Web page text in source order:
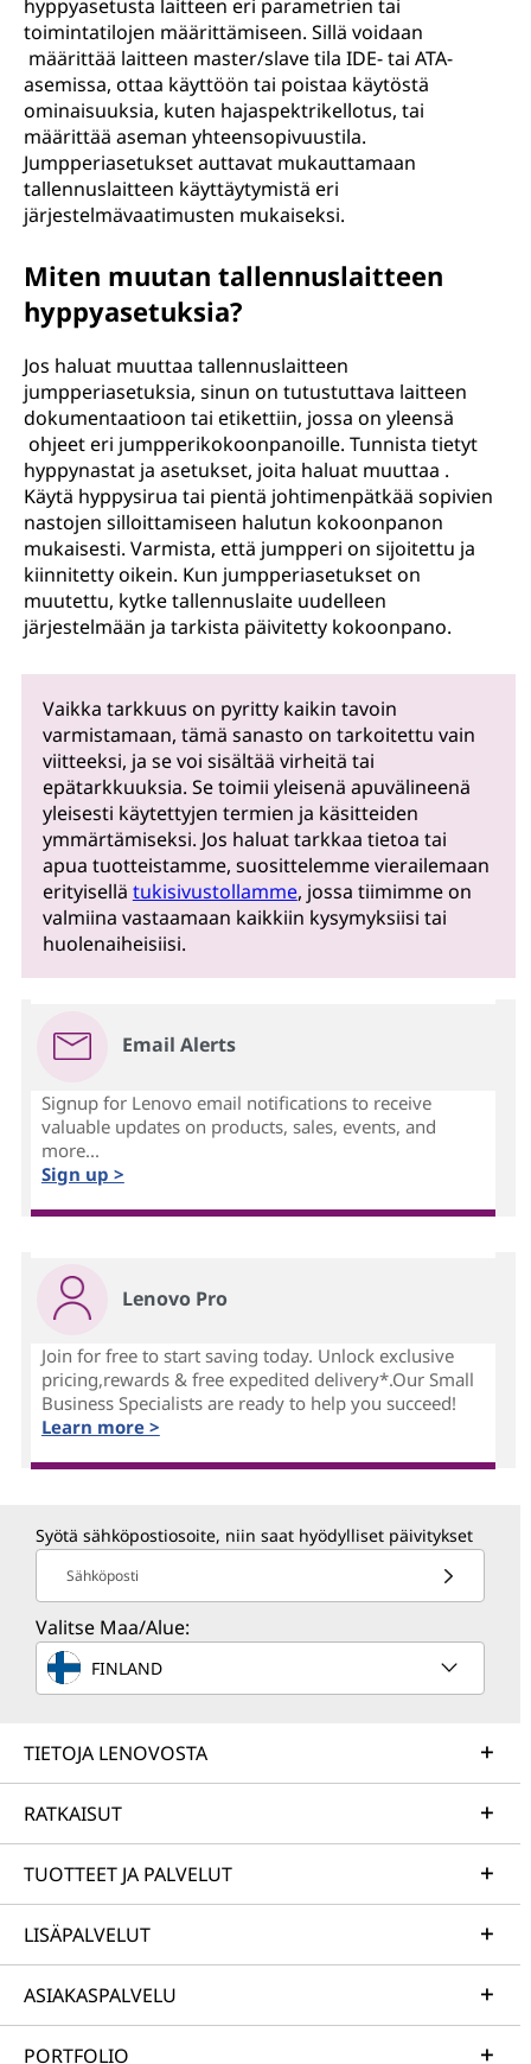
hyppyasetusta laitteen eri parametrien tai
toimintatilojen määrittämiseen. Sillä voidaan
määrittää laitteen master/slave tila IDE- tai ATA-
asemissa, ottaa käyttöön tai poistaa käytöstä
ominaisuuksia, kuten hajaspektrikellotus, tai
määrittää aseman yhteensopivuustila.
Jumpperiasetukset auttavat mukauttamaan
tallennuslaitteen käyttäytymistä eri
järjestelmävaatimusten mukaiseksi.
Miten muutan tallennuslaitteen
hyppyasetuksia?
Jos haluat muuttaa tallennuslaitteen
jumpperiasetuksia, sinun on tutustuttava laitteen
dokumentaatioon tai etikettiin, jossa on yleensä
ohjeet eri jumpperikokoonpanoille. Tunnista tietyt
hyppynastat ja asetukset, joita haluat muuttaa .
Käytä hyppysirua tai pientä johtimenpätkää sopivien
nastojen silloittamiseen halutun kokoonpanon
mukaisesti. Varmista, että jumpperi on sijoitettu ja
kiinnitetty oikein. Kun jumpperiasetukset on
muutettu, kytke tallennuslaite uudelleen
järjestelmään ja tarkista päivitetty kokoonpano.
Vaikka tarkkuus on pyritty kaikin tavoin
varmistamaan, tämä sanasto on tarkoitettu vain
viitteeksi, ja se voi sisältää virheitä tai
epätarkkuuksia. Se toimii yleisenä apuvälineenä
yleisesti käytettyjen termien ja käsitteiden
ymmärtämiseksi. Jos haluat tarkkaa tietoa tai
apua tuotteistamme, suosittelemme vierailemaan
erityisellä tukisivustollamme, jossa tiimimme on
valmiina vastaamaan kaikkiin kysymyksiisi tai
huolenaiheisiisi.
Email Alerts
Signup for Lenovo email notifications to receive
valuable updates on products, sales, events, and
more...
Sign up >
Lenovo Pro
Join for free to start saving today. Unlock exclusive
pricing,rewards & free expedited delivery*.Our Small
Business Specialists are ready to help you succeed!
Learn more >
Syötä sähköpostiosoite, niin saat hyödylliset päivitykset
Sähköposti
Valitse Maa/Alue:
FINLAND
TIETOJA LENOVOSTA
RATKAISUT
TUOTTEET JA PALVELUT
LISÄPALVELUT
ASIAKASPALVELU
PORTFOLIO